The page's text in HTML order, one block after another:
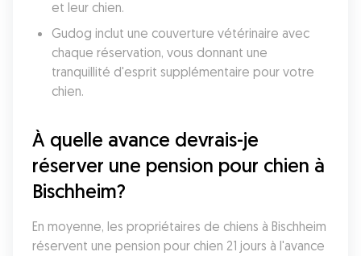
et leur chien.
Gudog inclut une couverture vétérinaire avec
chaque réservation, vous donnant une
tranquillité d'esprit supplémentaire pour votre
chien.
À quelle avance devrais-je
réserver une pension pour chien à
Bischheim?
En moyenne, les propriétaires de chiens à Bischheim
réservent une pension pour chien 21 jours à l'avance